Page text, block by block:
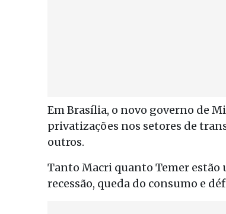
Em Brasília, o novo governo de
privatizações nos setores de
outros.
Tanto Macri quanto Temer estão
recessão, queda do consumo e